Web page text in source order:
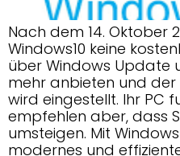
Nach dem 14. Oktober
Windows10 keine
über Windows Update
mehr anbieten und
wird eingestellt. Ihr PC
empfehlen aber, dass
umsteigen. Mit Windows
modernes und